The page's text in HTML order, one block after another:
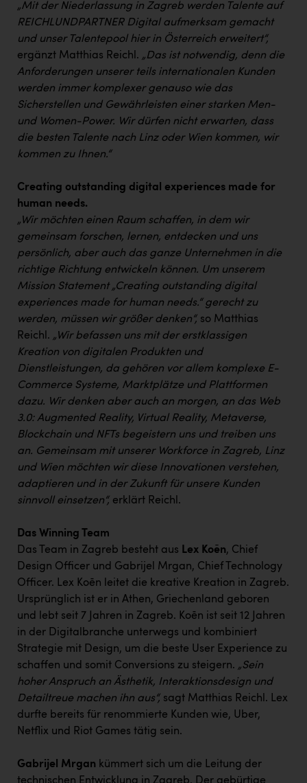
Ruderclub Wels
SCRI - Salzburg Cancer Research Institute
SCHMACHTL GmbH
Schwingshandl - automation technology gmbh
Seher + Partner
TGW Logistics
TRAILOMAT & Cycling Austria
VERITAS
Vier Diamanten
Vorlagenportal
Wir besiegen Krebs
Wirtschaftskammer OÖ
ZGONC
ZULuft - Zukunft Luft Austria
Österreichisches Hebammengremium
Dopgas
kunden basics
kontakt
„Mit der Niederlassung in Zagreb werden Talente auf
REICHLUNDPARTNER Digital aufmerksam gemacht
und unser Talentepool hier in Österreich erweitert“,
ergänzt Matthias Reichl. „Das ist notwendig, denn die
Anforderungen unserer teils internationalen Kunden
werden immer komplexer genauso wie das
Sicherstellen und Gewährleisten einer starken Men-
und Women-Power. Wir dürfen nicht erwarten, dass
die besten Talente nach Linz oder Wien kommen, wir
kommen zu Ihnen.“
Creating outstanding digital experiences made for
human needs.
„Wir möchten einen Raum schaffen, in dem wir
gemeinsam forschen, lernen, entdecken und uns
persönlich, aber auch das ganze Unternehmen in die
richtige Richtung entwickeln können. Um unserem
Mission Statement „Creating outstanding digital
experiences made for human needs.“ gerecht zu
werden, müssen wir größer denken“, so Matthias
Reichl. „Wir befassen uns mit der erstklassigen
Kreation von digitalen Produkten und
Dienstleistungen, da gehören vor allem komplexe E-
Commerce Systeme, Marktplätze und Plattformen
dazu. Wir denken aber auch an morgen, an das Web
3.0: Augmented Reality, Virtual Reality, Metaverse,
Blockchain und NFTs begeistern uns und treiben uns
an. Gemeinsam mit unserer Workforce in Zagreb, Linz
und Wien möchten wir diese Innovationen verstehen,
adaptieren und in der Zukunft für unsere Kunden
sinnvoll einsetzen“, erklärt Reichl.
Das Winning Team
Das Team in Zagreb besteht aus Lex Koēn, Chief
Design Officer und Gabrijel Mrgan, Chief Technology
Officer. Lex Koēn leitet die kreative Kreation in Zagreb.
Ursprünglich ist er in Athen, Griechenland geboren
und lebt seit 7 Jahren in Zagreb. Koēn ist seit 12 Jahren
in der Digitalbranche unterwegs und kombiniert
Strategie mit Design, um die beste User Experience zu
schaffen und somit Conversions zu steigern. „Sein
hoher Anspruch an Ästhetik, Interaktionsdesign und
Detailtreue machen ihn aus“, sagt Matthias Reichl. Lex
durfte bereits für renommierte Kunden wie, Uber,
Netflix und Riot Games tätig sein.
Gabrijel Mrgan kümmert sich um die Leitung der